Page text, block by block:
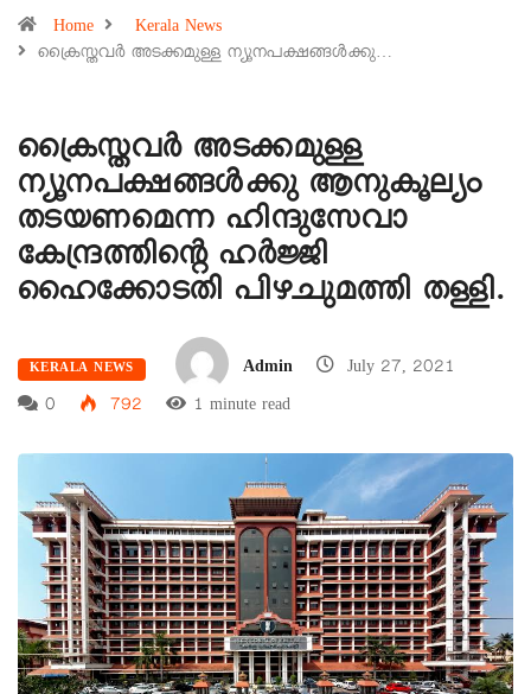
Home
Kerala News
ക്രൈസ്തവര്‍ അടക്കമുള്ള ന്യൂനപക്ഷങ്ങള്‍ക്കു…
ക്രൈസ്തവര്‍ അടക്കമുള്ള
ന്യൂനപക്ഷങ്ങള്‍ക്കു ആനുകൂല്യം
തടയണമെന്ന ഹിന്ദുസേവാ
കേന്ദ്രത്തിന്റെ ഹര്‍ജ്ജി
ഹൈക്കോടതി പിഴചുമത്തി തള്ളി.
KERALA NEWS Admin
July 27, 2021
0
792 1 minute read